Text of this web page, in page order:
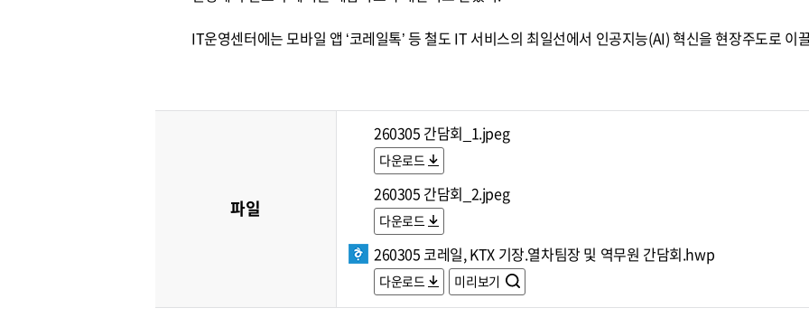
IT운영센터에는 모바일 앱 ‘코레일톡’ 등 철도 IT 서비스의 최일선에서 인공지능(AI) 혁신을 현장주도로 이
파일
260305 간담회_1.jpeg
다운로드
260305 간담회_2.jpeg
다운로드
260305 코레일, KTX 기장.열차팀장 및 역무원 간담회.hwp
다운로드 미리보기